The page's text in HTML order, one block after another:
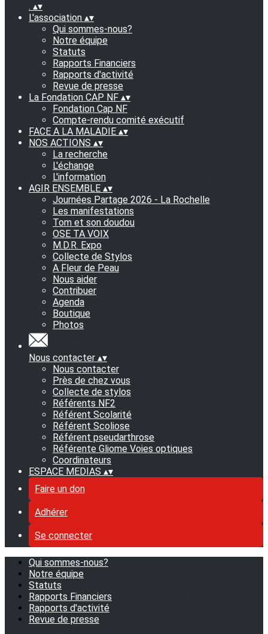
. ▴▾
L'association ▴▾
Qui sommes-nous?
Notre équipe
Statuts
Rapports Financiers
Rapports d'activité
Revue de presse
La Fondation CAP NF ▴▾
Fondation Cap NF
Compte-rendu comité exécutif
FACE A LA MALADIE ▴▾
NOS ACTIONS ▴▾
La recherche
L'échange
L'information
AGIR ENSEMBLE ▴▾
Journées Partage 2026 - La Rochelle
Les manifestations
Tom et son doudou
OSE TA VOIX
M.D.R. Expo
Collecte de Stylos
A Fleur de Peau
Nous aider
Contribuer
Agenda
Boutique
Photos
Nous contacter ▴▾
Nous contacter
Près de chez vous
Collecte de stylos
Référents NF2
Référent Scolarité
Référent Scoliose
Référent pseudarthrose
Référente Gliome Voies optiques
Coordinateurs
ESPACE MEDIAS ▴▾
Faire un don
Adhérer
Se connecter
Qui sommes-nous?
Notre équipe
Statuts
Rapports Financiers
Rapports d'activité
Revue de presse